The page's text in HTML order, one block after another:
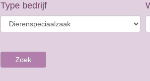
Type bedrijf
Zoek